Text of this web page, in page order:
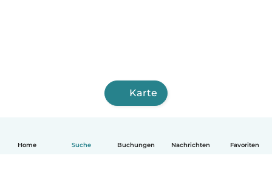
Home Suche Buchungen Nachrichten Favoriten
Karte